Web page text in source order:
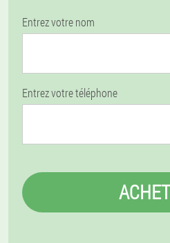
Entrez votre nom
Entrez votre téléphone